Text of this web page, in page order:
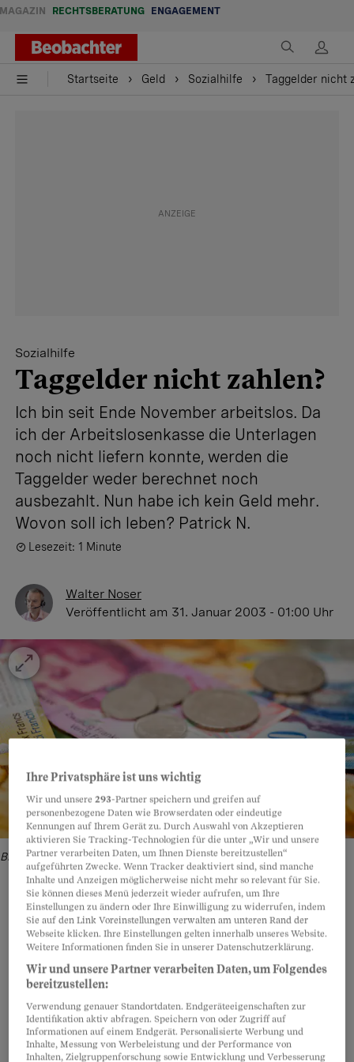
MAGAZIN RECHTSBERATUNG ENGAGEMENT
Startseite Geld Sozialhilfe Taggelder nicht
Sozialhilfe
Taggelder nicht zahlen?
Ich bin seit Ende November arbeitslos. Da
ich der Arbeitslosenkasse die Unterlagen
noch nicht liefern konnte, werden die
Taggelder weder berechnet noch
ausbezahlt. Nun habe ich kein Geld mehr.
Wovon soll ich leben? Patrick N.
Lesezeit: 1 Minute
Walter Noser
Veröffentlicht am 31. Januar 2003 - 01:00 Uhr
Bild: Getty Images
Teilen Anhören Merken Kommentare
Artikel teilen
Sie haben Anspruch auf einen Vorschuss der
Arbeitslosenkasse – sofern Sie Ihre
Berechtigung mit den nötigen Unterlagen
glaubhaft machen können. Setzen Sie daher alles
Ihre Privatsphäre ist uns wichtig
Wir und unsere293-Partner speichern und greifen auf
personenbezogene Daten wie Browserdaten oder eindeutige
Kennungen auf Ihrem Gerät zu. Durch Auswahl von Akzeptieren
aktivieren Sie Tracking-Technologien für die unter „Wir und unsere
Partner verarbeiten Daten, um Ihnen Dienste bereitzustellen“
aufgeführten Zwecke. Wenn Tracker deaktiviert sind, sind manche
Inhalte und Anzeigen möglicherweise nicht mehr so relevant für Sie.
Sie können dieses Menü jederzeit wieder aufrufen, um Ihre
Einstellungen zu ändern oder Ihre Einwilligung zu widerrufen, indem
Sie auf den Link Voreinstellungen verwalten am unteren Rand der
Webseite klicken. Ihre Einstellungen gelten innerhalb unseres Website.
Weitere Informationen finden Sie in unserer Datenschutzerklärung.
Wir und unsere Partner verarbeiten Daten, um Folgendes
bereitzustellen:
Verwendung genauer Standortdaten. Endgeräteeigenschaften zur
Identifikation aktiv abfragen. Speichern von oder Zugriff auf
Informationen auf einem Endgerät. Personalisierte Werbung und
Inhalte, Messung von Werbeleistung und der Performance von
Inhalten, Zielgruppenforschung sowie Entwicklung und Verbesserung